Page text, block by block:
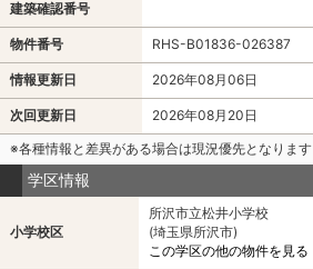
建築確認番号
物件番号 RHS-B01836-026387
情報更新日 2026年08月06日
次回更新日
2026年08月20日
※各種情報と差異がある場合は現況優先となります
学区情報
小学校区
所沢市立松井小学校
(埼玉県所沢市)
この学区の他の物件を見る